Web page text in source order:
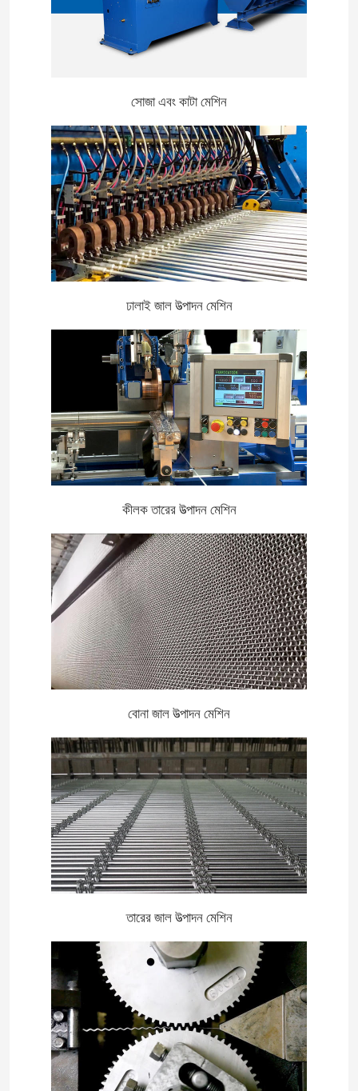
আমাদের সম্বন্ধে
সোজা এবং কাটা মেশিন
ঢালাই জাল উত্পাদন মেশিন
কীলক তারের উত্পাদন মেশিন
বোনা জাল উত্পাদন মেশিন
তারের জাল উত্পাদন মেশিন